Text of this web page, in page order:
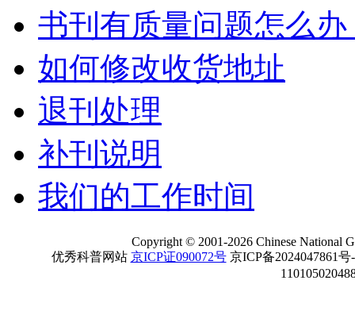
书刊有质量问题怎么办
如何修改收货地址
退刊处理
补刊说明
我们的工作时间
Copyright ©2001-2026 Chinese National
优秀科普网站 京ICP证090072号京ICP备2024047861